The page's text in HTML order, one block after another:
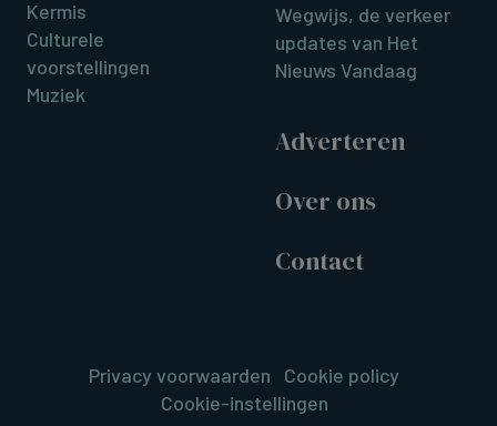
Kermis
Culturele
voorstellingen
Muziek
Wegwijs, de verkeer
updates van Het
Nieuws Vandaag
Adverteren
Over ons
Contact
Privacy voorwaarden
Cookie policy
Cookie-instellingen